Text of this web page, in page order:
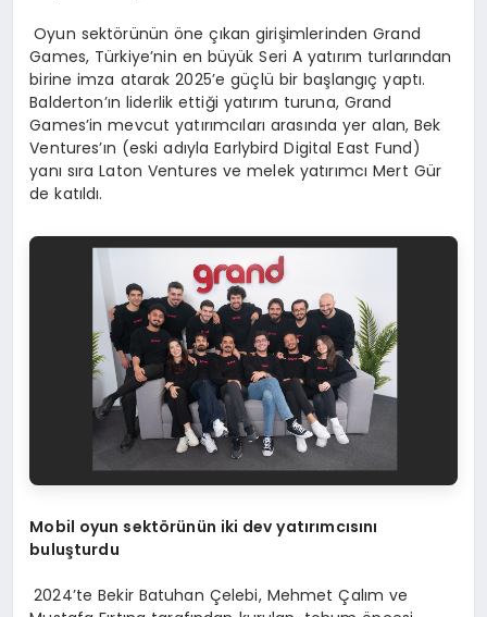
Oyun sektörünün öne çıkan girişimlerinden Grand
Games, Türkiye’nin en büyük Seri A yatırım turlarından
birine imza atarak 2025’e güçlü bir başlangıç yaptı.
Balderton’ın liderlik ettiği yatırım turuna, Grand
Games’in mevcut yatırımcıları arasında yer alan, Bek
Ventures’ın (eski adıyla Earlybird Digital East Fund)
yanı sıra Laton Ventures ve melek yatırımcı Mert Gür
de katıldı.
Mobil oyun sektörünün iki dev yatırımcısını
buluşturdu
2024’te Bekir Batuhan Çelebi, Mehmet Çalım ve